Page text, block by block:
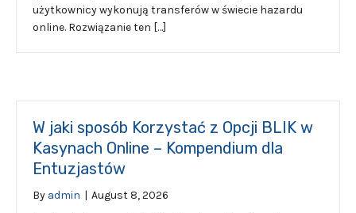
użytkownicy wykonują transferów w świecie hazardu
online. Rozwiązanie ten […]
W jaki sposób Korzystać z Opcji BLIK w
Kasynach Online – Kompendium dla
Entuzjastów
By admin | August 8, 2026